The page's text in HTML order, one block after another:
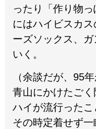
ったり「作り物
にはハイビスカ
ーズソックス、
いく。
（余談だが、95
青山にかけたご
ハイが流行った
その時定着せず